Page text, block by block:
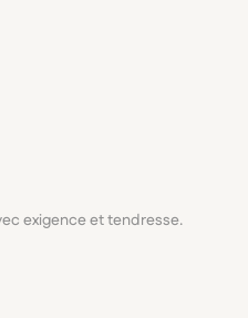
exigence et tendresse.